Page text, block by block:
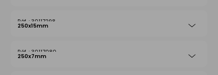
30117298
250x15mm
30117080
250x7mm